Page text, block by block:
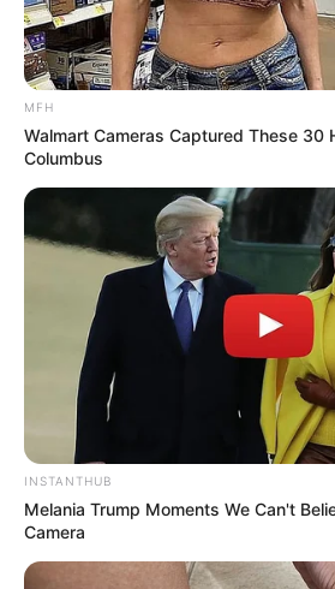
MFH
Walmart Cameras Captured These 30
Columbus
INSTANTHUB
Melania Trump Moments We Can't
Camera